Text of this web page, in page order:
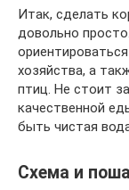
Итак, сделать
довольно
хозяйства, а
птиц. Не стоит
качественной
быть чистая
Схема и